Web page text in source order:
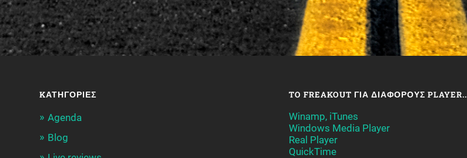
KΑΤΗΓΟΡΊΕΣ
Agenda
Blog
TO FREAKOUT ΓΙΑ ΔΙΆΦΟΡΟΥΣ PLAYER..
Winamp, iTunes
Windows Media Player
Real Player
QuickTime